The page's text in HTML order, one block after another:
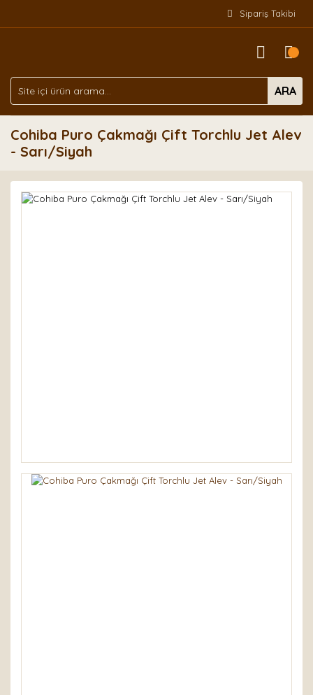
Sipariş Takibi
ARA
Cohiba Puro Çakmağı Çift Torchlu Jet Alev
- Sarı/Siyah